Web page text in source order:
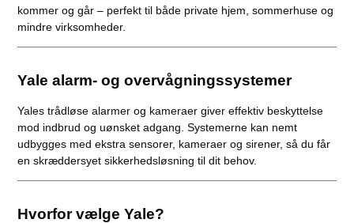
kommer og går – perfekt til både private hjem, sommerhuse og
mindre virksomheder.
Yale alarm- og overvågningssystemer
Yales trådløse alarmer og kameraer giver effektiv beskyttelse
mod indbrud og uønsket adgang. Systemerne kan nemt
udbygges med ekstra sensorer, kameraer og sirener, så du får
en skræddersyet sikkerhedsløsning til dit behov.
Hvorfor vælge Yale?